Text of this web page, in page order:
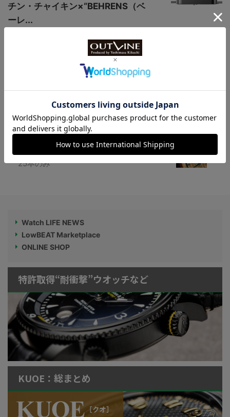
チン・チャイキン×“BEHRENS（ベ
ーレ...
限定99本【海上自衛隊の護衛艦“かが（DD
【国産ケヤキ製”木製腕時計”】売上の一部
を岩手県森林火災支援へ、オンライン限定
25本のみ
Watch LIFE NEWS
LowBEAT Marketplace
ONLINE SHOP
特許取得“耐衝撃”ウオッチなど
KUOE：総まとめ